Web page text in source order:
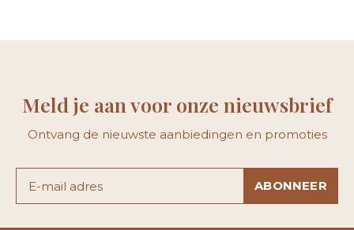
Meld je aan voor onze nieuwsbrief
Ontvang de nieuwste aanbiedingen en promoties
ABONNEER